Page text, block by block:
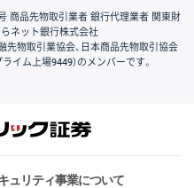
商品先物取引業者 銀行代理業者 関東財
らネット銀行株式会社
先物取引業協会、日本商品先物取引協会
イム上場9449）のメンバーです。
ュリティ事業について